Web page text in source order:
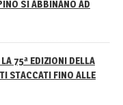
SI ABBINANO AD
75ª EDIZIONI DELLA
STACCATI FINO ALLE